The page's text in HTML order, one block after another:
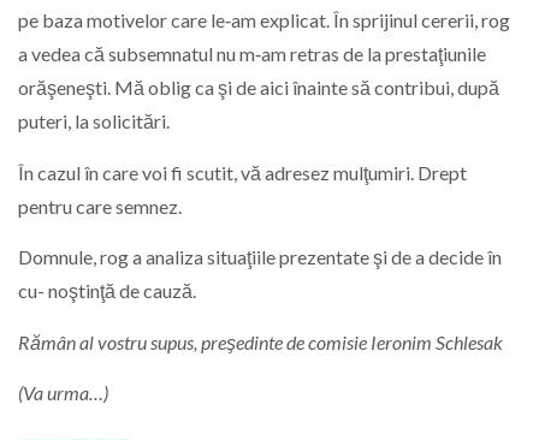
pe baza motivelor care le‑am explicat. În sprijinul cererii, rog
a vedea că subsemnatul nu m‑am retras de la prestaţiunile
orăşeneşti. Mă oblig ca şi de aici înainte să contribui, după
puteri, la solicitări.
În cazul în care voi fi scutit, vă adresez mulţumiri. Drept
pentru care semnez.
Domnule, rog a analiza situaţiile prezentate şi de a decide în
cu- noştinţă de cauză.
Rămân al vostru supus, preşedinte de comisie Ieronim Schlesak
(Va urma…)